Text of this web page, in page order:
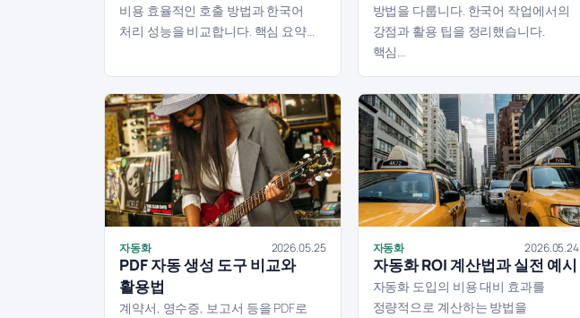
비용 효율적인 호출 방법과 한국어
처리 성능을 비교합니다. 핵심 요약...
방법을 다룹니다. 한국어 작업에서의
강점과 활용 팁을 정리했습니다.
핵심...
자동화 2026.05.25
PDF 자동 생성 도구 비교와
활용법
계약서, 영수증, 보고서 등을 PDF로
자동화 2026.05.24
자동화 ROI 계산법과 실전 예시
자동화 도입의 비용 대비 효과를
정량적으로 계산하는 방법을